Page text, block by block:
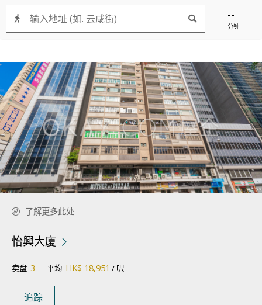
--
分钟
了解更多此处
怡興大廈
卖盘 3 平均 HK$ 18,951 / 呎
追踪